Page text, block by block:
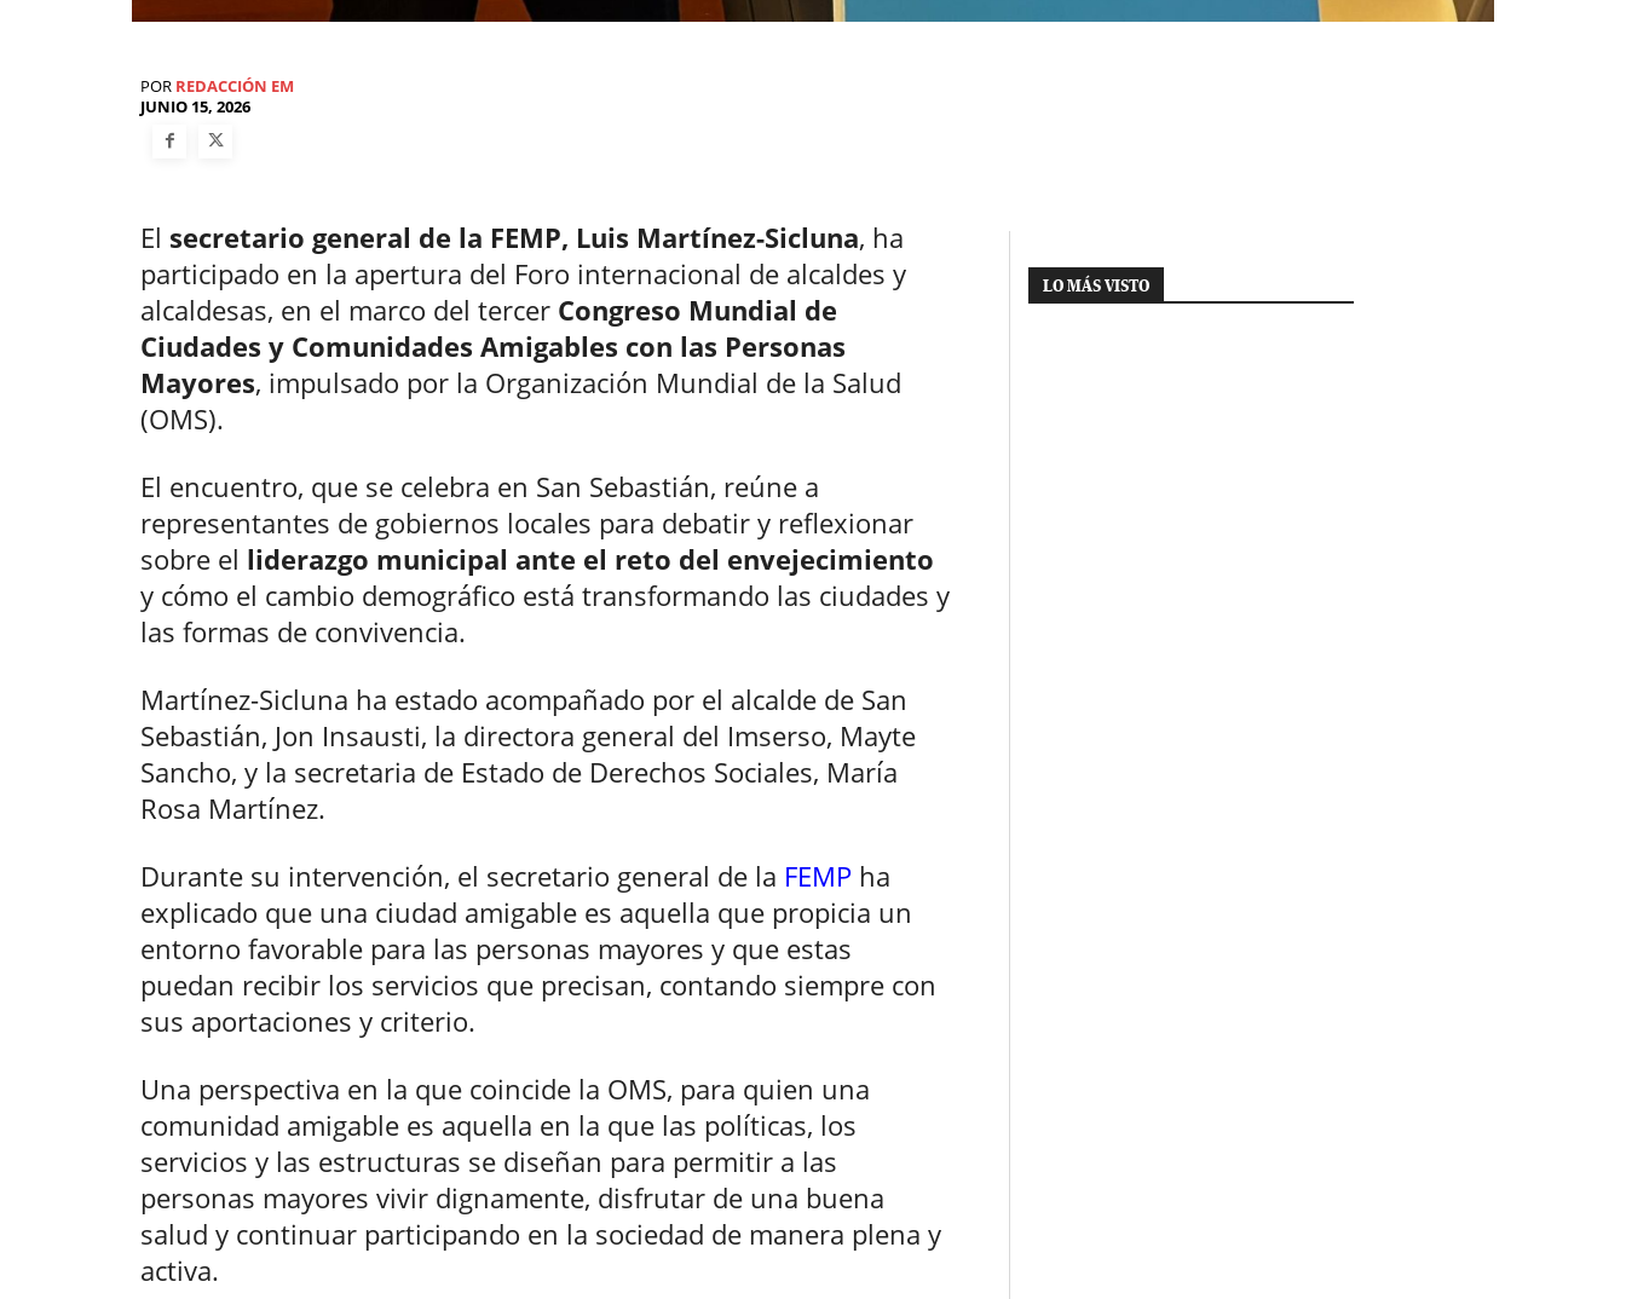
POR REDACCIÓN EM
JUNIO 15, 2026
El secretario general de la FEMP, Luis Martínez-Sicluna, ha
participado en la apertura del Foro internacional de alcaldes y
alcaldesas, en el marco del tercer Congreso Mundial de
Ciudades y Comunidades Amigables con las Personas
Mayores, impulsado por la Organización Mundial de la Salud
(OMS).
El encuentro, que se celebra en San Sebastián, reúne a
representantes de gobiernos locales para debatir y reflexionar
sobre el liderazgo municipal ante el reto del envejecimiento
y cómo el cambio demográfico está transformando las ciudades y
las formas de convivencia.
Martínez-Sicluna ha estado acompañado por el alcalde de San
Sebastián, Jon Insausti, la directora general del Imserso, Mayte
Sancho, y la secretaria de Estado de Derechos Sociales, María
Rosa Martínez.
Durante su intervención, el secretario general de la FEMP ha
explicado que una ciudad amigable es aquella que propicia un
entorno favorable para las personas mayores y que estas
puedan recibir los servicios que precisan, contando siempre con
sus aportaciones y criterio.
Una perspectiva en la que coincide la OMS, para quien una
comunidad amigable es aquella en la que las políticas, los
servicios y las estructuras se diseñan para permitir a las
personas mayores vivir dignamente, disfrutar de una buena
salud y continuar participando en la sociedad de manera plena y
activa.
LO MÁS VISTO